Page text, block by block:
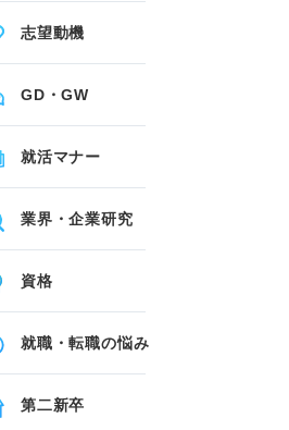
志望動機
GD・GW
就活マナー
業界・企業研究
資格
就職・転職の悩み
第二新卒